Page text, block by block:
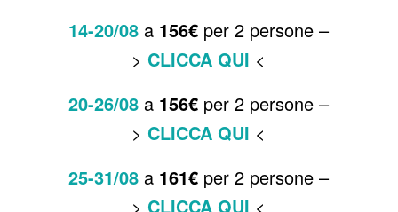
14-20/08 a 156€ per 2 persone –
> CLICCA QUI <
20-26/08 a 156€ per 2 persone –
> CLICCA QUI <
25-31/08 a 161€ per 2 persone –
> CLICCA QUI <